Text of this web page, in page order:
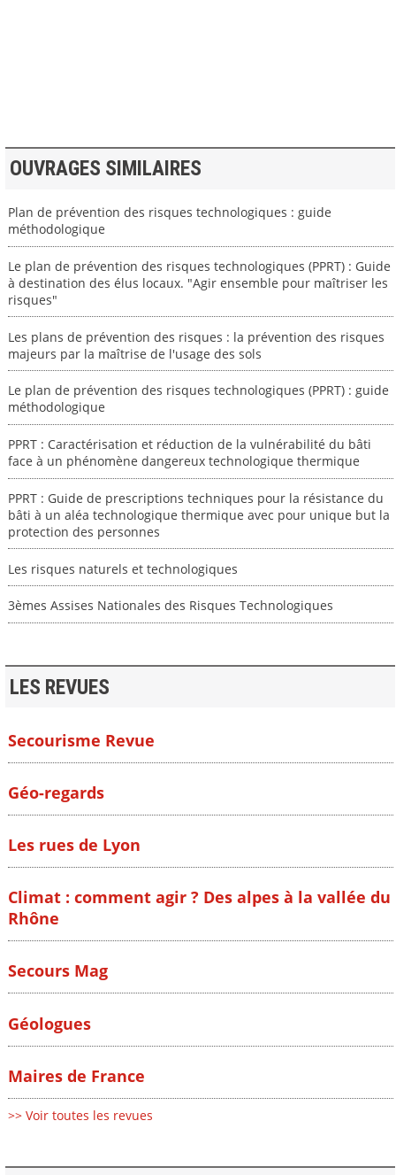
OUVRAGES SIMILAIRES
Plan de prévention des risques technologiques : guide
méthodologique
Le plan de prévention des risques technologiques (PPRT) : Guide
à destination des élus locaux. "Agir ensemble pour maîtriser les
risques"
Les plans de prévention des risques : la prévention des risques
majeurs par la maîtrise de l'usage des sols
Le plan de prévention des risques technologiques (PPRT) : guide
méthodologique
PPRT : Caractérisation et réduction de la vulnérabilité du bâti
face à un phénomène dangereux technologique thermique
PPRT : Guide de prescriptions techniques pour la résistance du
bâti à un aléa technologique thermique avec pour unique but la
protection des personnes
Les risques naturels et technologiques
3èmes Assises Nationales des Risques Technologiques
LES REVUES
Secourisme Revue
Géo-regards
Les rues de Lyon
Climat : comment agir ? Des alpes à la vallée du
Rhône
Secours Mag
Géologues
Maires de France
>> Voir toutes les revues